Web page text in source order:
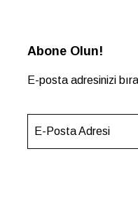
Abone Olun!
E-posta adresinizi
E-Posta Adresi